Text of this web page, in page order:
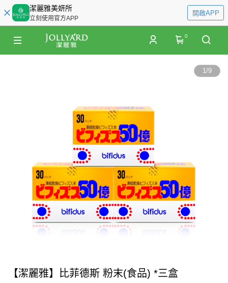
潔麗雅美妍所
立刻使用官方APP
開啟APP
0
1/9
【潔麗雅】比菲德斯 粉末(食品) *三盒